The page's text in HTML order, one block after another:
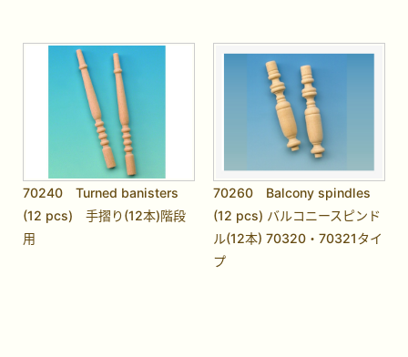
70240 Turned banisters
(12 pcs) 手摺り(12本)階段
用
70260 Balcony spindles
(12 pcs) バルコニースピンド
ル(12本) 70320・70321タイ
プ